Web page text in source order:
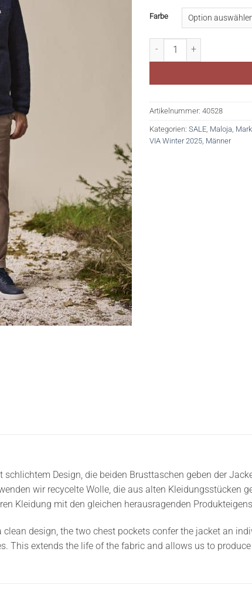
Farbe
KurtatschM. Menge
Artikelnummer: 40528
Kategorien: SALE Maloja
VIA Winter 2025 Männer
Design, die beiden Brusttaschen geben der
wir recycelte Wolle, die aus alten Kleidungsstücken
Kleidung mit den gleichen herausragenden
design, the two chest pockets confer the jacket an
This extends the life of the fabric and allows us to